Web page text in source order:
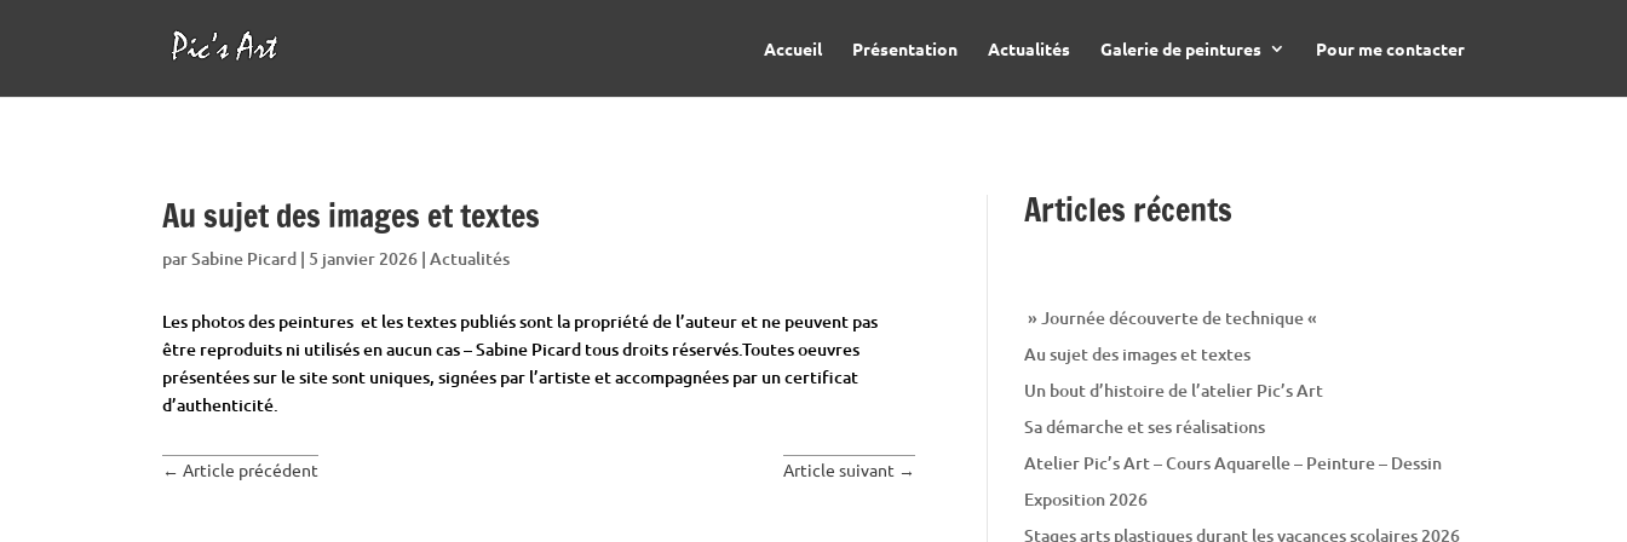
Accueil Présentation Actualités Galerie de peintures Pour me contacter
Au sujet des images et textes
parSabine Picard | 5 janvier 2026 |Actualités
Les photos des peintures et les textes publiés sont la propriété de l’auteur et ne peuvent pas
être reproduits ni utilisés en aucun cas – Sabine Picard tous droits réservés.Toutes oeuvres
présentées sur le site sont uniques, signées par l’artiste et accompagnées par un certificat
d’authenticité.
←Article précédent Article suivant →
Articles récents
» Journée découverte de technique «
Au sujet des images et textes
Un bout d’histoire de l’atelier Pic’s Art
Sa démarche et ses réalisations
Atelier Pic’s Art – Cours Aquarelle – Peinture – Dessin
Exposition 2026
Stages arts plastiques durant les vacances scolaires 2026